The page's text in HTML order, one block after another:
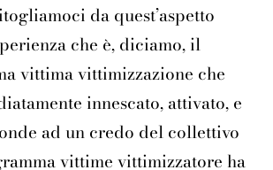
da quest’aspetto
che è, diciamo, il
vittima vittimizzazione che
innescato, attivato, e
ad un credo del collettivo
vittime vittimizzatore ha